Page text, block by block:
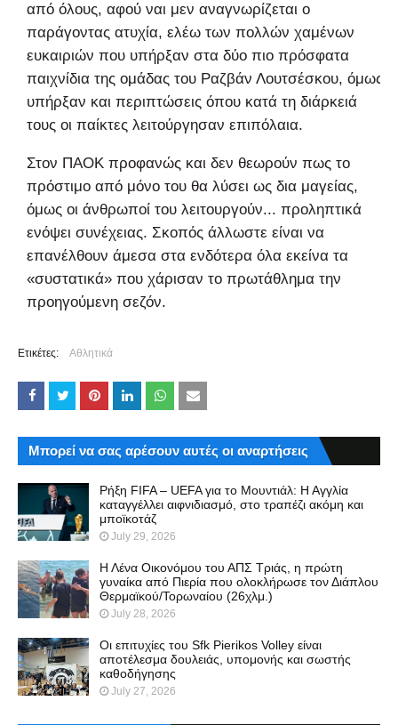
από όλους, αφού ναι μεν αναγνωρίζεται ο
παράγοντας ατυχία, ελέω των πολλών χαμένων
ευκαιριών που υπήρξαν στα δύο πιο πρόσφατα
παιχνίδια της ομάδας του Ραζβάν Λουτσέσκου, όμως
υπήρξαν και περιπτώσεις όπου κατά τη διάρκειά
τους οι παίκτες λειτούργησαν επιπόλαια.
Στον ΠΑΟΚ προφανώς και δεν θεωρούν πως το
πρόστιμο από μόνο του θα λύσει ως δια μαγείας,
όμως οι άνθρωποί του λειτουργούν... προληπτικά
ενόψει συνέχειας. Σκοπός άλλωστε είναι να
επανέλθουν άμεσα στα ενδότερα όλα εκείνα τα
«συστατικά» που χάρισαν το πρωτάθλημα την
προηγούμενη σεζόν.
Ετικέτες: Αθλητικά
Μπορεί να σας αρέσουν αυτές οι αναρτήσεις
Ρήξη FIFA – UEFA για το Μουντιάλ: Η Αγγλία
καταγγέλλει αιφνιδιασμό, στο τραπέζι ακόμη και
μποϊκοτάζ
July 29, 2026
Η Λένα Οικονόμου του ΑΠΣ Τριάς, η πρώτη
γυναίκα από Πιερία που ολοκλήρωσε τον Διάπλου
Θερμαϊκού/Τορωναίου (26χλμ.)
July 28, 2026
Οι επιτυχίες του Sfk Pierikos Volley είναι
αποτέλεσμα δουλειάς, υπομονής και σωστής
καθοδήγησης
July 27, 2026